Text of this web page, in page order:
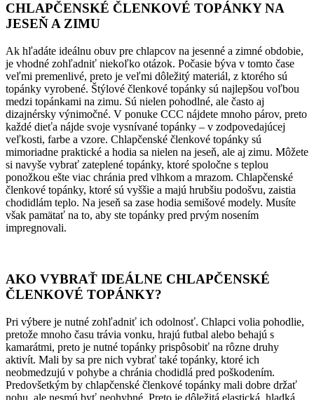
CHLAPČENSKÉ ČLENKOVÉ TOPÁNKY NA
JESEŇ A ZIMU
Ak hľadáte ideálnu obuv pre chlapcov na jesenné a zimné obdobie,
je vhodné zohľadniť niekoľko otázok. Počasie býva v tomto čase
veľmi premenlivé, preto je veľmi dôležitý materiál, z ktorého sú
topánky vyrobené. Štýlové členkové topánky sú najlepšou voľbou
medzi topánkami na zimu. Sú nielen pohodlné, ale často aj
dizajnérsky výnimočné. V ponuke CCC nájdete mnoho párov, preto
každé dieťa nájde svoje vysnívané topánky – v zodpovedajúcej
veľkosti, farbe a vzore. Chlapčenské členkové topánky sú
mimoriadne praktické a hodia sa nielen na jeseň, ale aj zimu. Môžete
si navyše vybrať zateplené topánky, ktoré spoločne s teplou
ponožkou ešte viac chránia pred vlhkom a mrazom. Chlapčenské
členkové topánky, ktoré sú vyššie a majú hrubšiu podošvu, zaistia
chodidlám teplo. Na jeseň sa zase hodia semišové modely. Musíte
však pamätať na to, aby ste topánky pred prvým nosením
impregnovali.
AKO VYBRAŤ IDEÁLNE CHLAPČENSKÉ
ČLENKOVÉ TOPÁNKY?
Pri výbere je nutné zohľadniť ich odolnosť. Chlapci volia pohodlie,
pretože mnoho času trávia vonku, hrajú futbal alebo behajú s
kamarátmi, preto je nutné topánky prispôsobiť na rôzne druhy
aktivít. Mali by sa pre nich vybrať také topánky, ktoré ich
neobmedzujú v pohybe a chránia chodidlá pred poškodením.
Predovšetkým by chlapčenské členkové topánky mali dobre držať
nohu, ale nesmú byť neohybné. Preto je dôležitá elastická, hladká